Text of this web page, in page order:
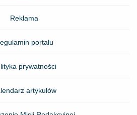
Reklama
portalu
prywatności
artykułów